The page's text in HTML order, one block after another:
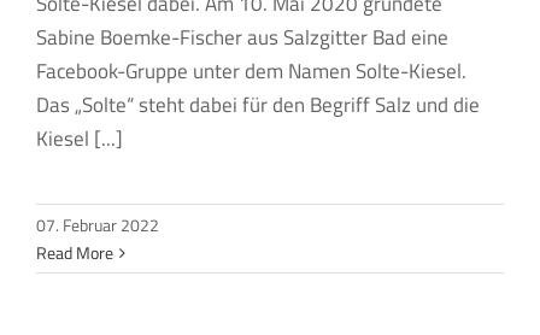
Sabine Boemke-Fischer aus Salzgitter Bad eine
Facebook-Gruppe unter dem Namen Solte-Kiesel.
Das „Solte“ steht dabei für den Begriff Salz und die
Kiesel [...]
07. Februar 2022
Read More